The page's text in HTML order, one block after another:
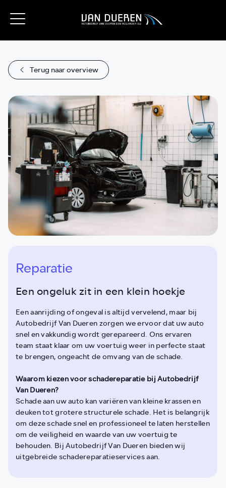
Terug naar overview
Reparatie
Een ongeluk zit in een klein hoekje
Een aanrijding of ongeval is altijd vervelend, maar bij
Autobedrijf Van Dueren zorgen we ervoor dat uw auto
snel en vakkundig wordt gerepareerd. Ons ervaren
team staat klaar om uw voertuig weer in perfecte staat
te brengen, ongeacht de omvang van de schade.
Waarom kiezen voor schadereparatie bij Autobedrijf
Van Dueren?
Schade aan uw auto kan variëren van kleine krassen en
deuken tot grotere structurele schade. Het is belangrijk
om deze schade snel en professioneel te laten herstellen
om de veiligheid en waarde van uw voertuig te
behouden. Bij Autobedrijf Van Dueren bieden wij
uitgebreide schadereparatieservices aan.